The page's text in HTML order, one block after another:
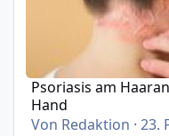
Psoriasis am
Hand
Von Redaktion ·23.